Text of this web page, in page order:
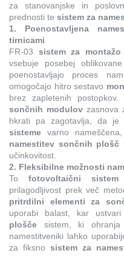
za stanovanjske in
prednosti te sistem za
1. Poenostavljena
tirnicami
FR-03 sistem za
vsebuje posebej oblikovane
poenostavljajo proces
omogočajo hitro sestavo
brez zapletenih postopkov.
sončnih modulov zasnova
hkrati pa zagotavlja, da je
sisteme varno
namestitev sončnih plošč
učinkovitost.
2. Fleksibilne možnosti
To fotovoltaični
prilagodljivost prek več
pritrdilni elementi za
uporabi balast, kar ustvari
plošče sistem, ki
namestitveniki lahko
za fiksno sistem za